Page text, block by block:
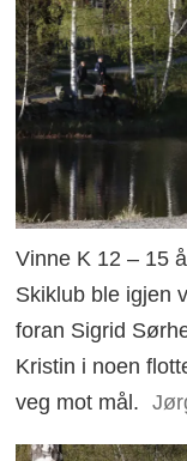
Vinne K 12 – 15
Skiklub ble igjen
foran Sigrid
Kristin i noen
veg mot mål.